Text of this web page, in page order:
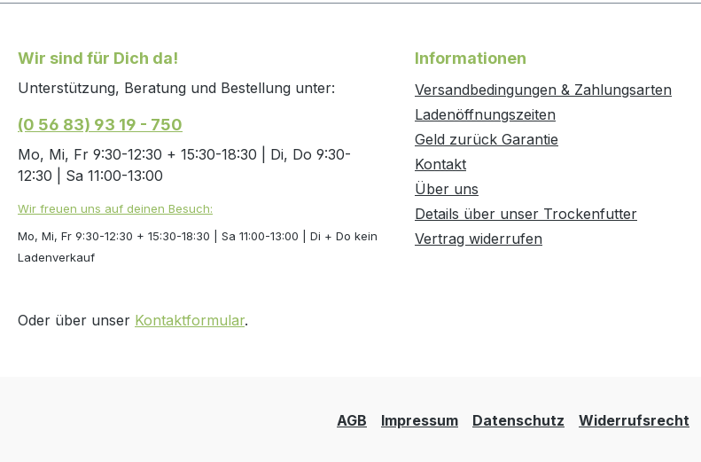
Wir sind für Dich da!
Unterstützung, Beratung und Bestellung unter:
(0 56 83) 93 19 - 750
Mo, Mi, Fr 9:30-12:30 + 15:30-18:30 | Di, Do 9:30-
12:30 | Sa 11:00-13:00
Wir freuen uns auf deinen Besuch:
Mo, Mi, Fr 9:30-12:30 + 15:30-18:30 | Sa 11:00-13:00 | Di + Do kein
Ladenverkauf
Oder über unser Kontaktformular.
Informationen
Versandbedingungen & Zahlungsarten
Ladenöffnungszeiten
Geld zurück Garantie
Kontakt
Über uns
Details über unser Trockenfutter
Vertrag widerrufen
AGB Impressum Datenschutz Widerrufsrecht